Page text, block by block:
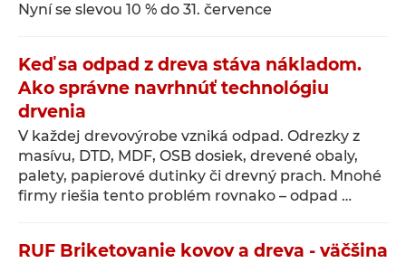
Nyní se slevou 10 % do 31. července
Keď sa odpad z dreva stáva nákladom.
Ako správne navrhnúť technológiu
drvenia
V každej drevovýrobe vzniká odpad. Odrezky z
masívu, DTD, MDF, OSB dosiek, drevené obaly,
palety, papierové dutinky či drevný prach. Mnohé
firmy riešia tento problém rovnako – odpad …
RUF Briketovanie kovov a dreva - väčšina